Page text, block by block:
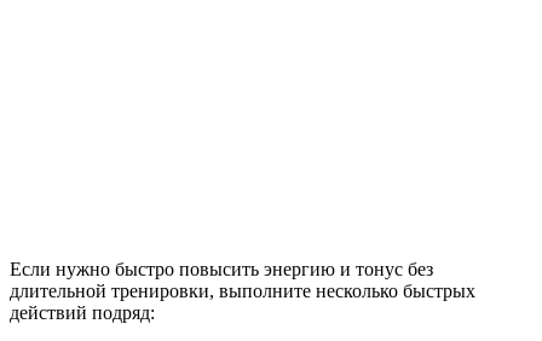
Если нужно быстро повысить энергию и тонус без
длительной тренировки, выполните несколько быстрых
действий подряд: